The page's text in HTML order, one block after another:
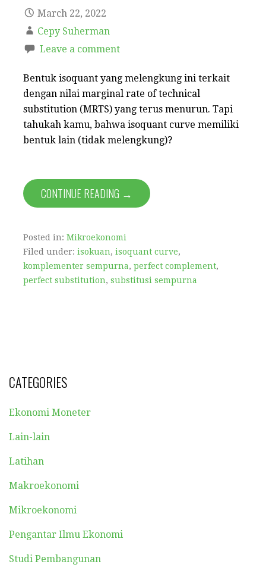
March 22, 2022
Cepy Suherman
Leave a comment
Bentuk isoquant yang melengkung ini terkait
dengan nilai marginal rate of technical
substitution (MRTS) yang terus menurun. Tapi
tahukah kamu, bahwa isoquant curve memiliki
bentuk lain (tidak melengkung)?
CONTINUE READING →
Posted in: Mikroekonomi
Filed under: isokuan, isoquant curve,
komplementer sempurna, perfect complement,
perfect substitution, substitusi sempurna
CATEGORIES
Ekonomi Moneter
Lain-lain
Latihan
Makroekonomi
Mikroekonomi
Pengantar Ilmu Ekonomi
Studi Pembangunan